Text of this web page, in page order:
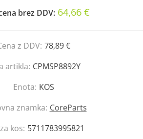
brez DDV: 64,66 €
z DDV: 78,89 €
artikla: CPMSP8892Y
Enota: KOS
znamka: CoreParts
kos: 5711783995821